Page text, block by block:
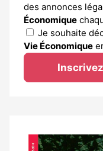
des annonces
Économique
Je souhaite
Vie Économique
Notre